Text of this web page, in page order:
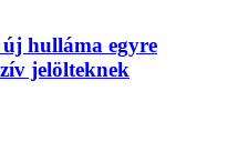
hulláma egyre
jelölteknek